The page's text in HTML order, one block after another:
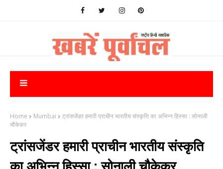
Home Mumbai
ट्रांसजेंडर हमारी प्राचीन भारतीय संस्कृति का अभिन्न हिस्सा : सोनाली
चौकेकर
ट्रांसजेंडर हमारी प्राचीन भारतीय संस्कृति